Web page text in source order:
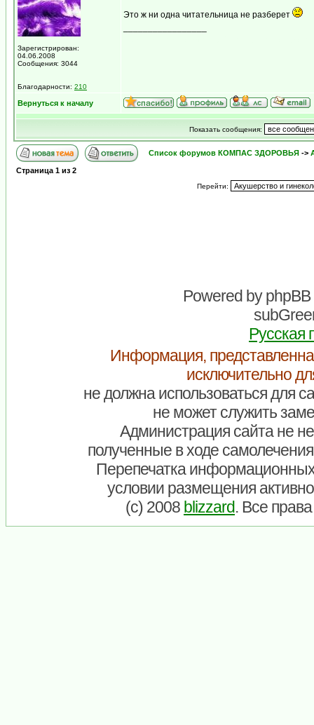
Зарегистрирован:
04.06.2008
Сообщения: 3044
Благодарности: 210
Это ж ни одна читательница не разберет
Вернуться к началу
Показать сообщения:
Список форумов КОМПАС ЗДОРОВЬЯ ->
Страница 1 из 2
Перейти:
Powered byphpBB
Русская
Информация,
исключительно
не должна использоваться для
не может служить
Администрация сайта не
полученные в ходе
Перепечатка
условии размещения
(c) 2008 blizzard. Все